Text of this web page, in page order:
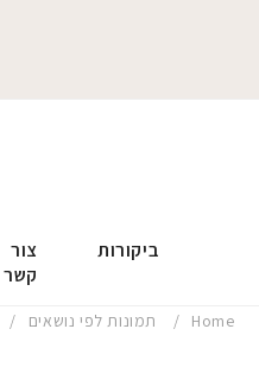
ביקורות
צור
קשר
Home תמונות לפי נושאים